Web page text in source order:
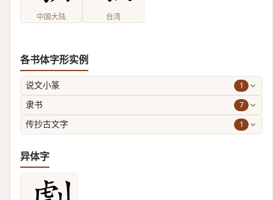
中国大陆 台湾
各书体字形实例
说文小篆 1
隶书 7
传抄古文字 1
异体字